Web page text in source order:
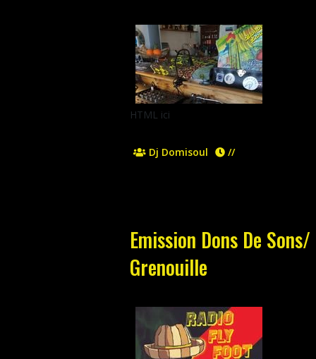
HTML ici
Dj Domisoul //
Emission Dons De
Grenouille